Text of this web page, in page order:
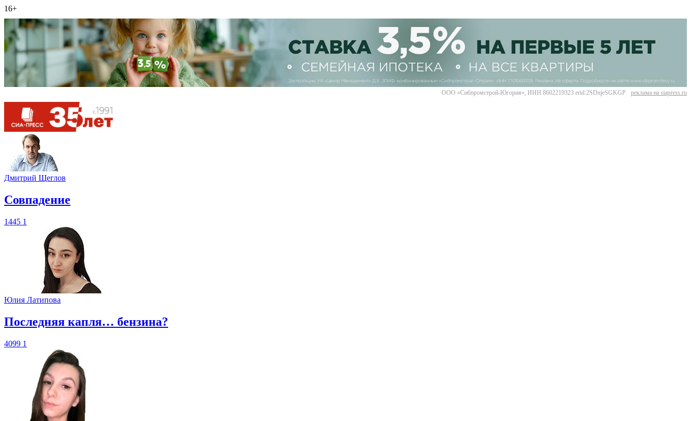
16+
ООО «Сибпромстрой-Югория», ИНН 8602219323 erid:2SDnjeSGKGP реклама на siapress.ru
Дмитрий Щеглов
​Совпадение
1445 1
Юлия Латипова
​Последняя капля… бензина?
4099 1